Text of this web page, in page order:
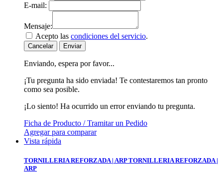
E-mail:
Mensaje:
Acepto las condiciones del servicio.
Cancelar Enviar
Enviando, espera por favor...
¡Tu pregunta ha sido enviada! Te contestaremos tan pronto
como sea posible.
¡Lo siento! Ha ocurrido un error enviando tu pregunta.
Ficha de Producto / Tramitar un Pedido
Agregar para comparar
Vista rápida
TORNILLERIA REFORZADA | ARP TORNILLERIA REFORZADA |
ARP